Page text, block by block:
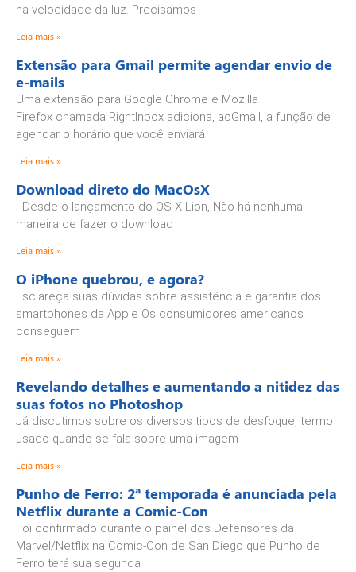
na velocidade da luz. Precisamos
Leia mais »
Extensão para Gmail permite agendar envio de
e-mails
Uma extensão para Google Chrome e Mozilla
Firefox chamada RightInbox adiciona, aoGmail, a função de
agendar o horário que você enviará
Leia mais »
Download direto do MacOsX
Desde o lançamento do OS X Lion, Não há nenhuma
maneira de fazer o download
Leia mais »
O iPhone quebrou, e agora?
Esclareça suas dúvidas sobre assistência e garantia dos
smartphones da Apple Os consumidores americanos
conseguem
Leia mais »
Revelando detalhes e aumentando a nitidez das
suas fotos no Photoshop
Já discutimos sobre os diversos tipos de desfoque, termo
usado quando se fala sobre uma imagem
Leia mais »
Punho de Ferro: 2ª temporada é anunciada pela
Netflix durante a Comic-Con
Foi confirmado durante o painel dos Defensores da
Marvel/Netflix na Comic-Con de San Diego que Punho de
Ferro terá sua segunda